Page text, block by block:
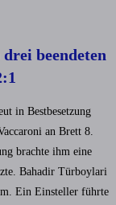
beendeten
in Bestbesetzung
an Brett 8.
brachte ihm eine
Bahadir Türboylari
Ein Einsteller führte